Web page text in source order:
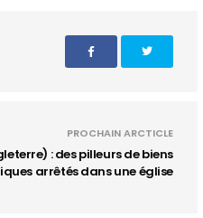
PROCHAIN ARCTICLE
: des pilleurs de biens
arrêtés dans une église